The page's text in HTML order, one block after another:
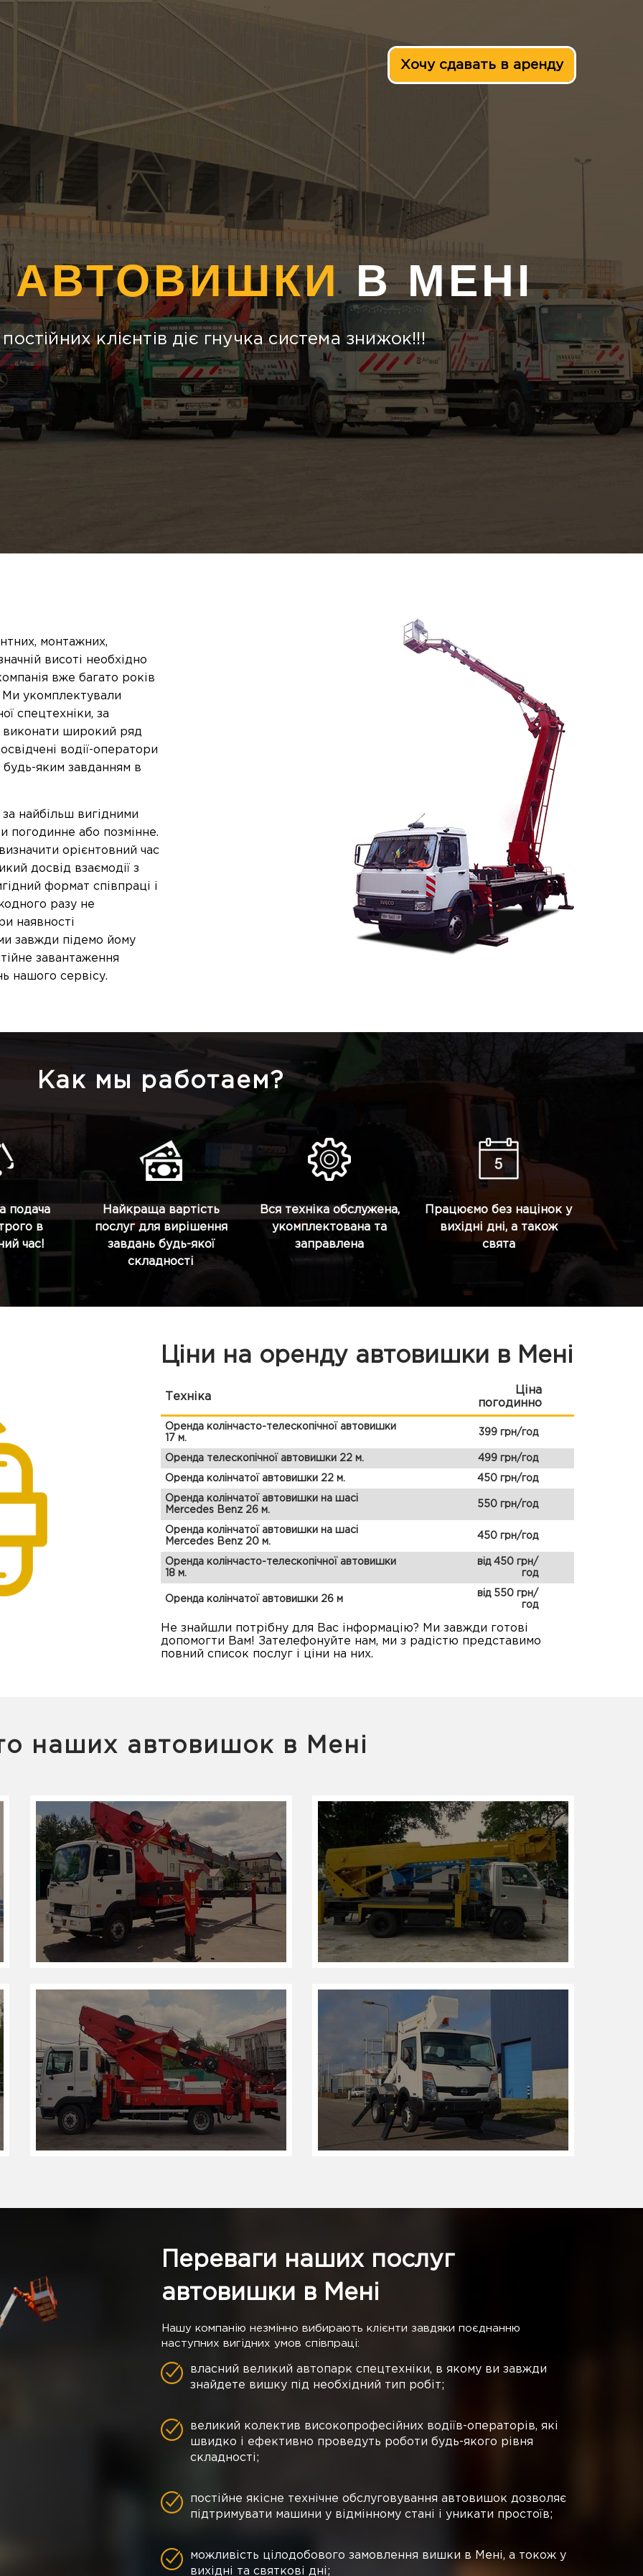
Хочу сдавать в аренду
АВТОВИШКИВ МЕНІ
клієнтів діє гнучка система знижок!!!
монтажних,
висоті необхідно
вже багато років
Ми укомплектували
спецтехніки, за
виконати широкий ряд
водії-оператори
яким завданням в
найбільш вигідними
погодинне або позмінне.
орієнтовний час
досвід взаємодії з
формат співпраці і
разу не
наявності
завжди підемо йому
завантаження
нашого сервісу.
Как мы работаем?
подача
в
час!
Найкраща вартість
послуг для вирішення
завдань будь-якої
складності
Вся техніка обслужена,
укомплектована та
заправлена
Працюємо без націнок у
вихідні дні, а також
свята
Ціни на оренду автовишки в Мені
Техніка
Ціна
погодинно
Оренда колінчасто-телескопічної автовишки
17 м.
399 грн/год
Оренда телескопічної автовишки 22 м. 499 грн/год
Оренда колінчатої автовишки 22 м. 450 грн/год
Оренда колінчатої автовишки на шасі
Mercedes Benz 26 м.
550 грн/год
Оренда колінчатої автовишки на шасі
Mercedes Benz 20 м.
450 грн/год
Оренда колінчасто-телескопічної автовишки
18 м.
від 450 грн/
год
Оренда колінчатої автовишки 26 м
від 550 грн/
год
Не знайшли потрібну для Вас інформацію? Ми завжди готові
допомогти Вам! Зателефонуйте нам, ми з радістю представимо
повний список послуг і ціни на них.
наших автовишок в Мені
Переваги наших послуг
автовишки в Мені
Нашу компанію незмінно вибирають клієнти завдяки поєднанню
наступних вигідних умов співпраці:
власний великий автопарк спецтехніки, в якому ви завжди
знайдете вишку під необхідний тип робіт;
великий колектив високопрофесійних водіїв-операторів, які
швидко і ефективно проведуть роботи будь-якого рівня
складності;
постійне якісне технічне обслуговування автовишок дозволяє
підтримувати машини у відмінному стані і уникати простоїв;
можливість цілодобового замовлення вишки в Мені, а токож у
вихідні та святкові дні;